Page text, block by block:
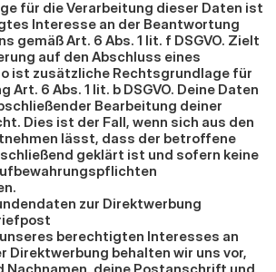
für die Verarbeitung dieser Daten ist
Interesse an der Beantwortung
gemäß Art. 6 Abs. 1 lit. f DSGVO. Zielt
auf den Abschluss eines
ist zusätzliche Rechtsgrundlage für
Art. 6 Abs. 1 lit. b DSGVO. Deine Daten
Bearbeitung deiner
Dies ist der Fall, wenn sich aus den
lässt, dass der betroffene
geklärt ist und sofern keine
zur Direktwerbung
berechtigten Interesses an
Direktwerbung behalten wir uns vor,